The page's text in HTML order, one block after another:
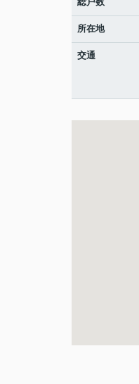
所在地
交通